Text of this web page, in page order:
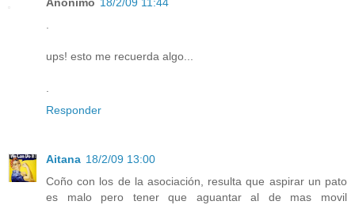
ups! esto me recuerda algo...
Responder
Aitana 18/2/09 13:00
Coño con los de la asociación, resulta que aspirar un pato
es malo pero tener que aguantar al de mas movil